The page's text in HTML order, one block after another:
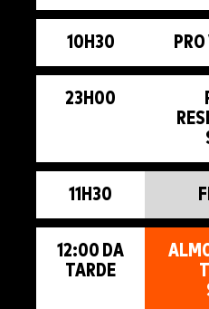
10H30
23H00
11H30
12:00 DA
TARDE